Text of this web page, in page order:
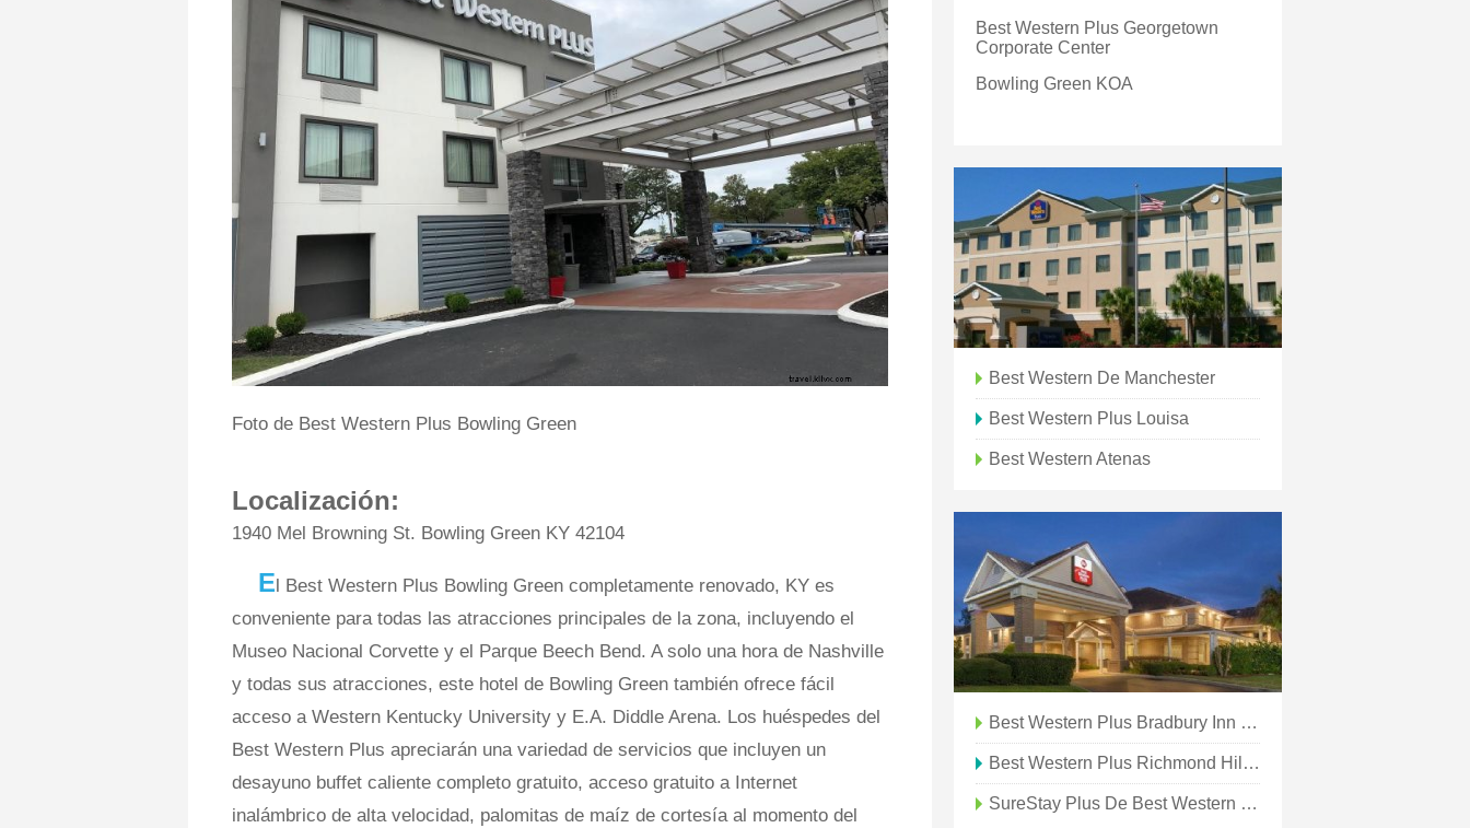
Foto de Best Western Plus Bowling Green
Localización:
1940 Mel Browning St. Bowling Green KY 42104
E l Best Western Plus Bowling Green completamente renovado, KY es
conveniente para todas las atracciones principales de la zona, incluyendo el
Museo Nacional Corvette y el Parque Beech Bend. A solo una hora de Nashville
y todas sus atracciones, este hotel de Bowling Green también ofrece fácil
acceso a Western Kentucky University y E.A. Diddle Arena. Los huéspedes del
Best Western Plus apreciarán una variedad de servicios que incluyen un
desayuno buffet caliente completo gratuito, acceso gratuito a Internet
inalámbrico de alta velocidad, palomitas de maíz de cortesía al momento del
Best Western Plus Georgetown
Corporate Center
Bowling Green KOA
Best Western De Manchester
Best Western Plus Louisa
Best Western Atenas
Best Western Plus Bradbury Inn &Suites
Best Western Plus Richmond Hill Inn
SureStay Plus De Best Western - Warner Robins